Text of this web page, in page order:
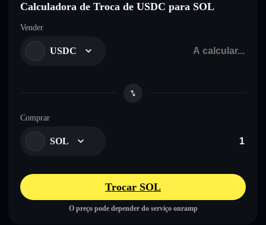
Calculadora de Troca de USDC para SOL
Vender
USDC
Comprar
SOL
Trocar SOL
O preço pode depender do serviço onramp